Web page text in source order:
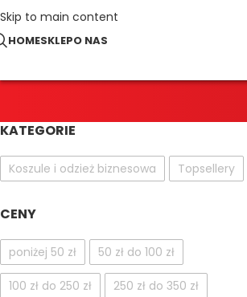
Skip to main content
HOMESKLEPO NAS
KATEGORIE
Koszule i odzież biznesowa Topsellery
CENY
poniżej 50 zł 50 zł do 100 zł
100 zł do 250 zł 250 zł do 350 zł